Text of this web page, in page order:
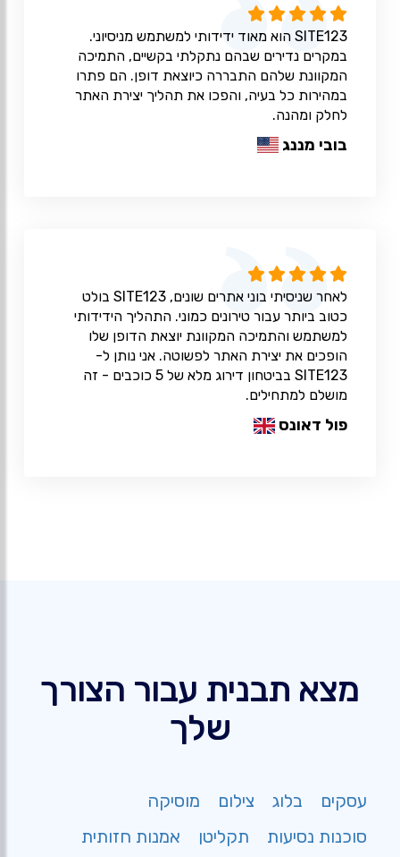
SITE123 הוא מאוד ידידותי למשתמש מניסיוני.
במקרים נדירים שבהם נתקלתי בקשיים, התמיכה
המקוונת שלהם התבררה כיוצאת דופן. הם פתרו
במהירות כל בעיה, והפכו את תהליך יצירת האתר
לחלק ומהנה.
בובי מננג
לאחר שניסיתי בוני אתרים שונים, SITE123 בולט
כטוב ביותר עבור טירונים כמוני. התהליך הידידותי
למשתמש והתמיכה המקוונת יוצאת הדופן שלו
הופכים את יצירת האתר לפשוטה. אני נותן ל-
SITE123 בביטחון דירוג מלא של 5 כוכבים - זה
מושלם למתחילים.
פול דאונס
מצא תבנית עבור הצורך
שלך
עסקים בלוג צילום
מוסיקה
סוכנות נסיעות
תקליטן
אמנות חזותית